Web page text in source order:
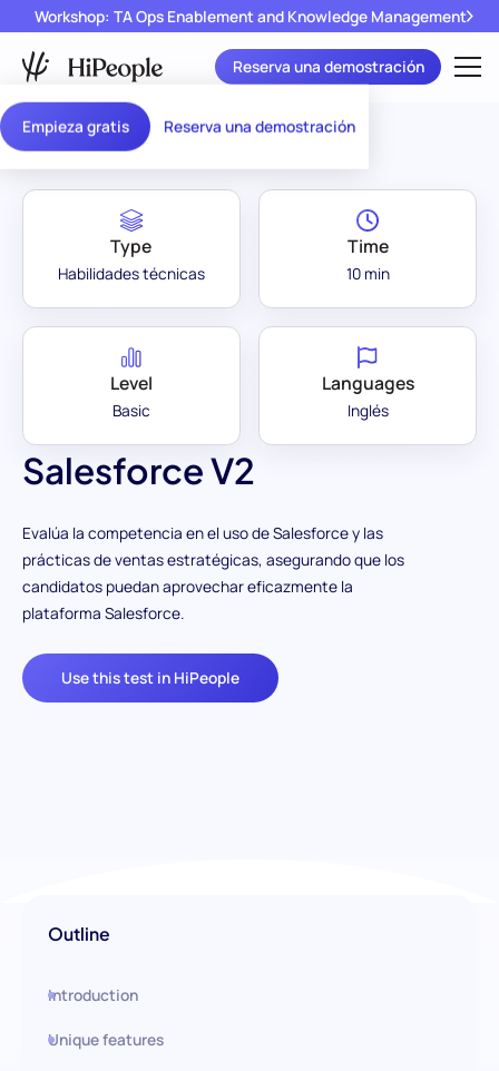
Empieza gratis Reserva una demostración
Workshop: TA Ops Enablement and Knowledge Management
Reserva una demostración
Assessment Library
Salesforce V2
Evalúa la competencia en el uso de Salesforce y las
prácticas de ventas estratégicas, asegurando que los
candidatos puedan aprovechar eficazmente la
plataforma Salesforce.
Use this test in HiPeople
Type
Habilidades técnicas
Time
10 min
Level
Basic
Languages
Inglés
Outline
Introduction
Unique features